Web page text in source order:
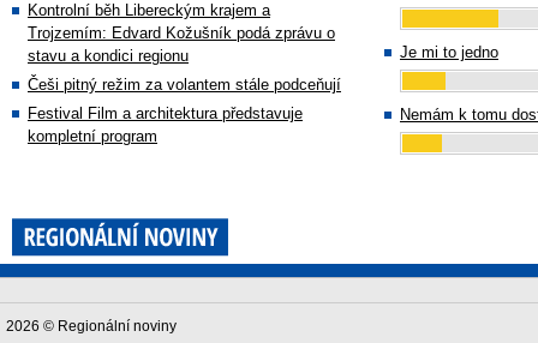
Kontrolní běh Libereckým krajem a
Trojzemím: Edvard Kožušník podá zprávu o
stavu a kondici regionu
Češi pitný režim za volantem stále podceňují
Festival Film a architektura představuje
kompletní program
Je mi to jedno
Nemám k tomu
2026 © Regionální noviny